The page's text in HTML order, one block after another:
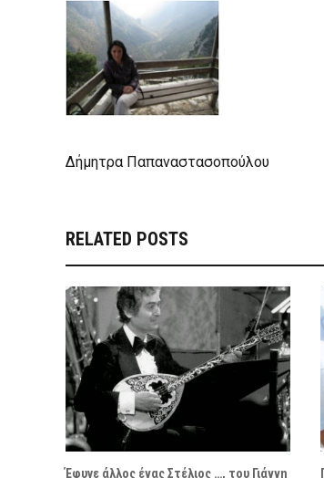
Δήμητρα Παπαναστασοπούλου
RELATED POSTS
Έφυγε άλλος ένας Στέλιος …, του Γιάννη